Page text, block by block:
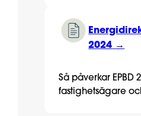
2024 →
Så påverkar EPBD
fastighetsägare